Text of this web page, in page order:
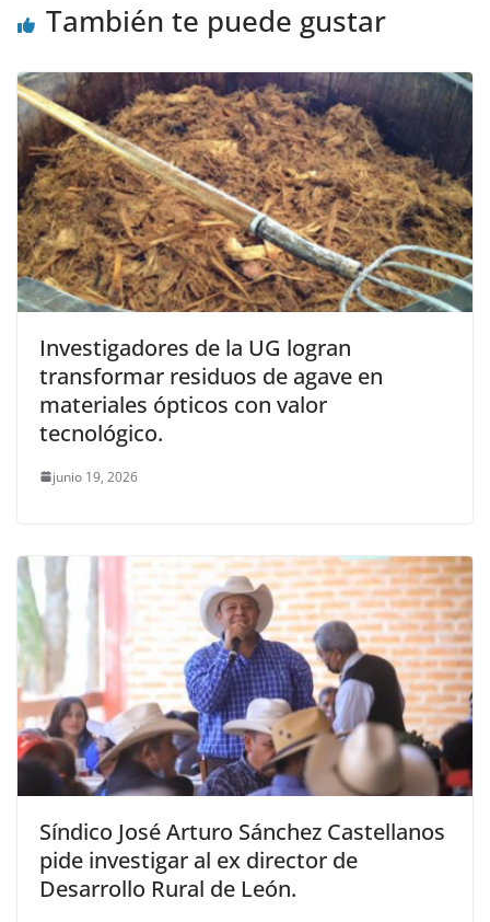
También te puede gustar
Investigadores de la UG logran
transformar residuos de agave en
materiales ópticos con valor
tecnológico.
junio 19, 2026
Síndico José Arturo Sánchez Castellanos
pide investigar al ex director de
Desarrollo Rural de León.